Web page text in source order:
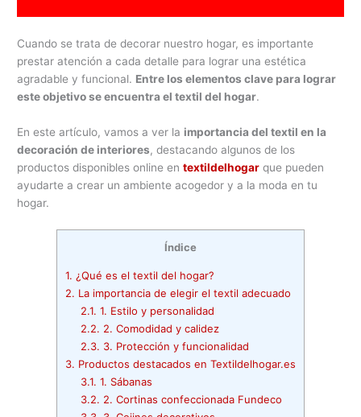
Cuando se trata de decorar nuestro hogar, es importante
prestar atención a cada detalle para lograr una estética
agradable y funcional. Entre los elementos clave para lograr
este objetivo se encuentra el textil del hogar.
En este artículo, vamos a ver la importancia del textil en la
decoración de interiores, destacando algunos de los
productos disponibles online entextildelhogar que pueden
ayudarte a crear un ambiente acogedor y a la moda en tu
hogar.
Índice
1. ¿Qué es el textil del hogar?
2. La importancia de elegir el textil adecuado
2.1. 1. Estilo y personalidad
2.2. 2. Comodidad y calidez
2.3. 3. Protección y funcionalidad
3. Productos destacados en Textildelhogar.es
3.1. 1. Sábanas
3.2. 2. Cortinas confeccionada Fundeco